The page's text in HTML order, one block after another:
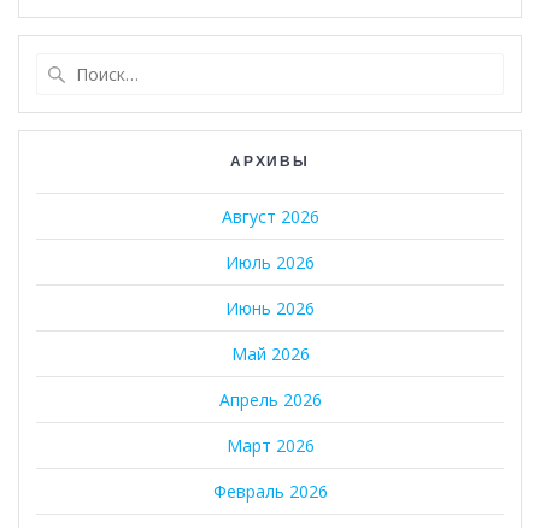
АРХИВЫ
Август 2026
Июль 2026
Июнь 2026
Май 2026
Апрель 2026
Март 2026
Февраль 2026